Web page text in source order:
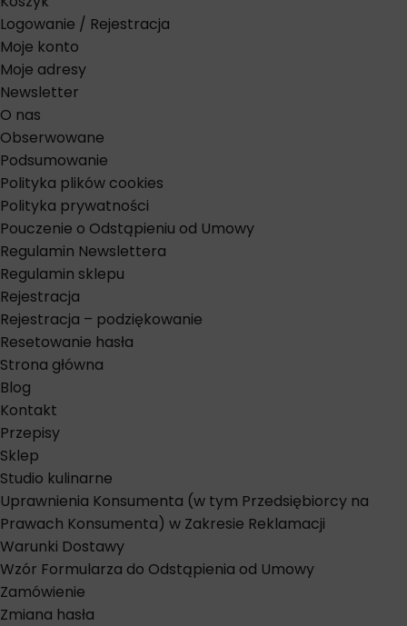
Logowanie / Rejestracja
Moje konto
Moje adresy
Newsletter
O nas
Obserwowane
Podsumowanie
Polityka plików cookies
Polityka prywatności
Pouczenie o Odstąpieniu od Umowy
Regulamin Newslettera
Regulamin sklepu
Rejestracja
Rejestracja – podziękowanie
Resetowanie hasła
Strona główna
Blog
Kontakt
Przepisy
Sklep
Studio kulinarne
Uprawnienia Konsumenta (w tym Przedsiębiorcy na
Prawach Konsumenta) w Zakresie Reklamacji
Warunki Dostawy
Wzór Formularza do Odstąpienia od Umowy
Zamówienie
Zmiana hasła